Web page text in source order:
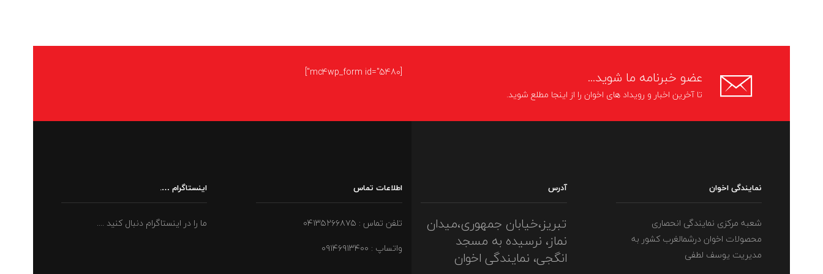
عضو خبرنامه ما شوید...
تا آخرین اخبار و رویداد های اخوان را از اینجا مطلع شوید.
[mc4wp_form id="5480"]
نمایندگی اخوان
شعبه مرکزی نمایندگی انحصاری
محصولات اخوان درشمالغرب کشور به
مدیریت یوسف لطفی
آدرس
تبریز،خیابان جمهوری،میدان
نماز، نرسیده به مسجد
انگجی، نمایندگی اخوان
اطلاعات تماس
تلفن تماس : ۰۴۱۳۵۲۶۶۸۷۵
واتساپ : ۰۹۱۴۶۹۱۳۴۰۰
اینستاگرام ….
ما را در اینستاگرام دنبال کنید ....